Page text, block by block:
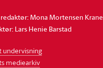
Mona Mortensen Krane
Lars Henie Barstad
undervisning
mediearkiv